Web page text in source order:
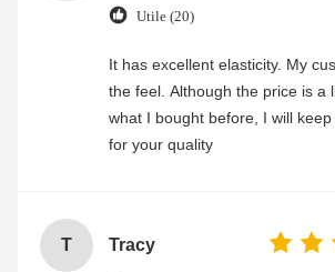
Utile (20)
It has excellent elasticity. My
the feel. Although the price is a
what I bought before, I will
for your quality
T Tracy